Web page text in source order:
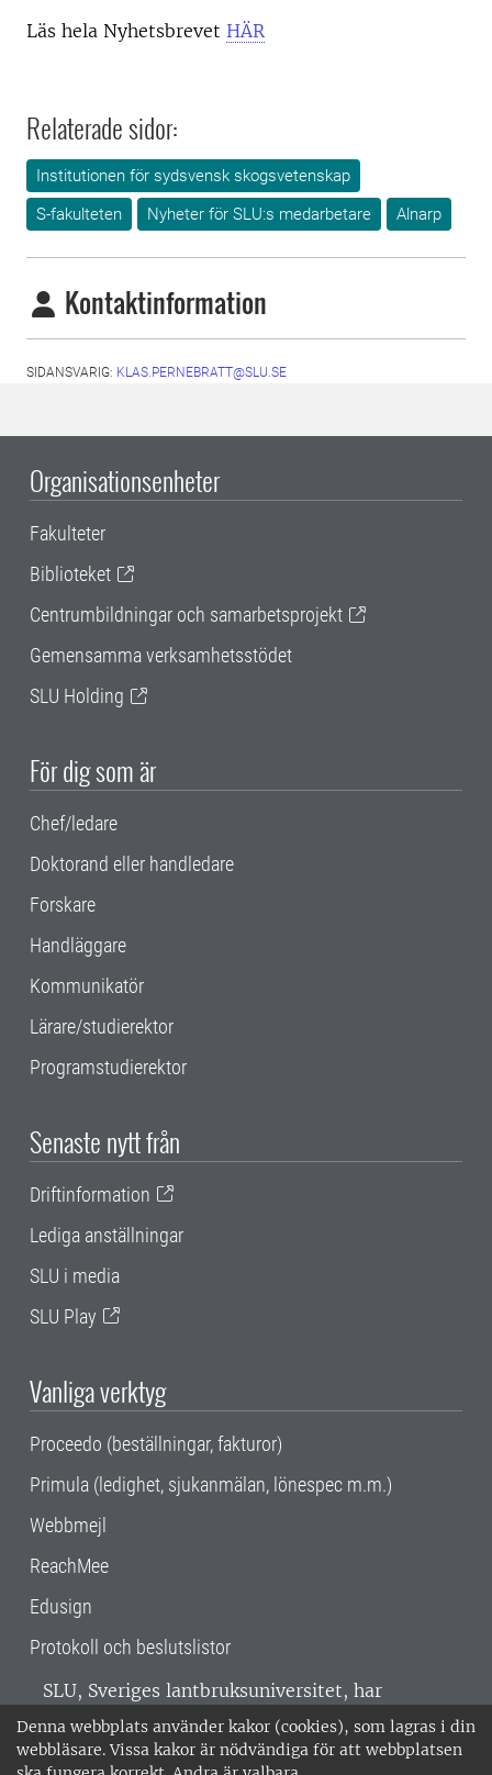
Denna webbplats använder kakor (cookies), som lagras i din
webbläsare. Vissa kakor är nödvändiga för att webbplatsen
Läs hela Nyhetsbrevet HÄR
Relaterade sidor:
Institutionen för sydsvensk skogsvetenskap
S-fakulteten
Nyheter för SLU:s medarbetare Alnarp
Kontaktinformation
SIDANSVARIG: KLAS.PERNEBRATT@SLU.SE
Organisationsenheter
Fakulteter
Biblioteket
Centrumbildningar och samarbetsprojekt
Gemensamma verksamhetsstödet
SLU Holding
För dig som är
Chef/ledare
Doktorand eller handledare
Forskare
Handläggare
Kommunikatör
Lärare/studierektor
Programstudierektor
Senaste nytt från
Driftinformation
Lediga anställningar
SLU i media
SLU Play
Vanliga verktyg
Proceedo (beställningar, fakturor)
Primula (ledighet, sjukanmälan, lönespec m.m.)
Webbmejl
ReachMee
Edusign
Protokoll och beslutslistor
SLU, Sveriges lantbruksuniversitet, har
verksamhet över hela Sverige. Huvudorter är
Alnarp, Uppsala och Umeå.SLU är
miljöcertifierat enligt ISO 14001. •